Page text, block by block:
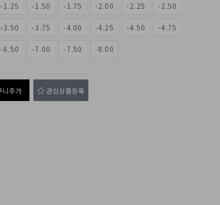
-1.25 -1.50 -1.75 -2.00 -2.25 -2.50
-3.50 -3.75 -4.00 -4.25 -4.50 -4.75
-6.50 -7.00 -7.50 -8.00
니추가 관심상품등록